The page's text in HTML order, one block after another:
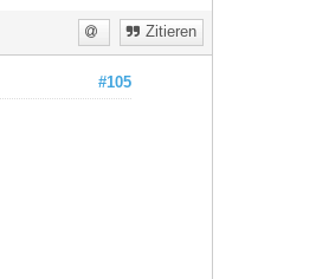
Zitieren
#105